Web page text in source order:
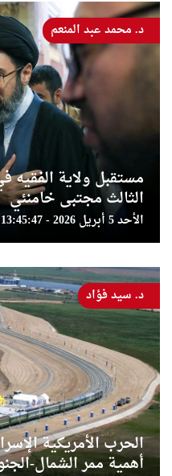
مستقبل ولاية الفقيه
الثالث مجتبى خامنئي
الأحد 5 أبريل 2026 - 13:45:47
د. محمد عبد المنعم
الحرب الأمريكية
أهمية ممر الشمال-
د. سيد فؤاد